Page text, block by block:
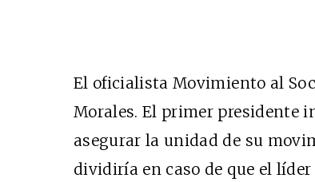
El oficialista Movimiento al
Morales. El primer presidente
asegurar la unidad de su
dividiría en caso de que el